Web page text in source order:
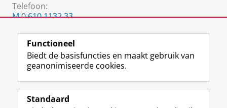
Telefoon:
M.0 610 1132 33
Volg de RUG
F
a
L
i
R
S
I
n
Y
o
Functioneel
Biedt de basisfuncties en maakt gebruik van
geanonimiseerde cookies.
Standaard